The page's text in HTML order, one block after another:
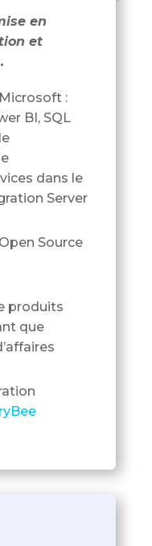
en
et
:
BI, SQL
dans le
Server
Source
produits
que